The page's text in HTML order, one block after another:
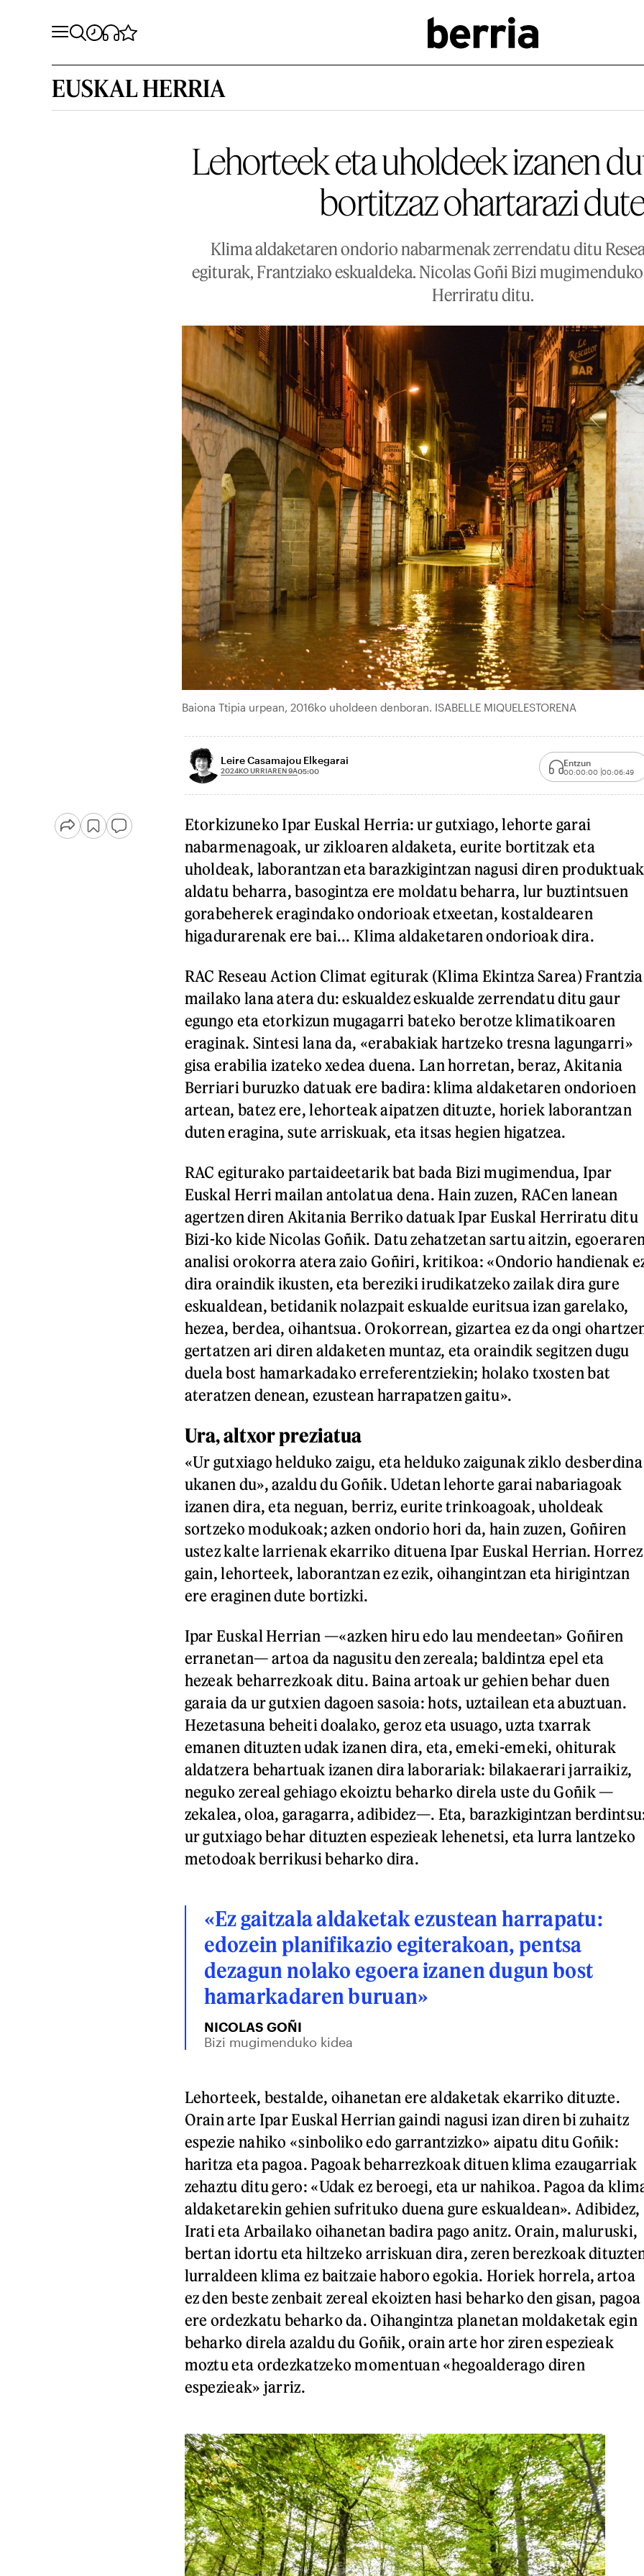
EUSKAL HERRIA
Lehorteek eta uholdeek izanen
bortitzaz ohartarazi
Klima aldaketaren ondorio nabarmenak zerrendatu ditu
egiturak, Frantziako eskualdeka. Nicolas Goñi Bizi
Herriratu ditu.
Baiona Ttipia urpean, 2016ko uholdeen denboran. ISABELLE MIQUELESTORENA
Leire Casamajou Elkegarai
2024KO URRIAREN 9A05:00
Entzun
00:00:00 00:06:49
Etorkizuneko Ipar Euskal Herria: ur gutxiago, lehorte garai
nabarmenagoak, ur zikloaren aldaketa, eurite bortitzak eta
uholdeak, laborantzan eta barazkigintzan nagusi diren produktuak
aldatu beharra, basogintza ere moldatu beharra, lur buztintsuen
gorabeherek eragindako ondorioak etxeetan, kostaldearen
higadurarenak ere bai... Klima aldaketaren ondorioak dira.
RAC Reseau Action Climat egiturak (Klima Ekintza Sarea) Frantzia
mailako lana atera du: eskualdez eskualde zerrendatu ditu gaur
egungo eta etorkizun mugagarri bateko berotze klimatikoaren
eraginak. Sintesi lana da, «erabakiak hartzeko tresna lagungarri»
gisa erabilia izateko xedea duena. Lan horretan, beraz, Akitania
Berriari buruzko datuak ere badira: klima aldaketaren ondorioen
artean, batez ere, lehorteak aipatzen dituzte, horiek laborantzan
duten eragina, sute arriskuak, eta itsas hegien higatzea.
RAC egiturako partaideetarik bat bada Bizi mugimendua, Ipar
Euskal Herri mailan antolatua dena. Hain zuzen, RACen lanean
agertzen diren Akitania Berriko datuak Ipar Euskal Herriratu ditu
Bizi-ko kide Nicolas Goñik. Datu zehatzetan sartu aitzin,
analisi orokorra atera zaio Goñiri, kritikoa: «Ondorio handienak
dira oraindik ikusten, eta bereziki irudikatzeko zailak dira gure
eskualdean, betidanik nolazpait eskualde euritsua izan garelako,
hezea, berdea, oihantsua. Orokorrean, gizartea ez da ongi
gertatzen ari diren aldaketen muntaz, eta oraindik segitzen dugu
duela bost hamarkadako erreferentziekin; holako txosten bat
ateratzen denean, ezustean harrapatzen gaitu».
Ura, altxor preziatua
«Ur gutxiago helduko zaigu, eta helduko zaigunak ziklo desberdina
ukanen du», azaldu du Goñik. Udetan lehorte garai nabariagoak
izanen dira, eta neguan, berriz, eurite trinkoagoak, uholdeak
sortzeko modukoak; azken ondorio hori da, hain zuzen, Goñiren
ustez kalte larrienak ekarriko dituena Ipar Euskal Herrian. Horrez
gain, lehorteek, laborantzan ez ezik, oihangintzan eta hirigintzan
ere eraginen dute bortizki.
Ipar Euskal Herrian —«azken hiru edo lau mendeetan» Goñiren
erranetan— artoa da nagusitu den zereala; baldintza epel eta
hezeak beharrezkoak ditu. Baina artoak ur gehien behar duen
garaia da ur gutxien dagoen sasoia: hots, uztailean eta abuztuan.
Hezetasuna beheiti doalako, geroz eta usuago, uzta txarrak
emanen dituzten udak izanen dira, eta, emeki-emeki, ohiturak
aldatzera behartuak izanen dira laborariak: bilakaerari jarraikiz,
neguko zereal gehiago ekoiztu beharko direla uste du Goñik —
zekalea, oloa, garagarra, adibidez—. Eta, barazkigintzan
ur gutxiago behar dituzten espezieak lehenetsi, eta lurra lantzeko
metodoak berrikusi beharko dira.
«Ez gaitzala aldaketak ezustean harrapatu:
edozein planifikazio egiterakoan, pentsa
dezagun nolako egoera izanen dugun bost
hamarkadaren buruan»
NICOLAS GOÑI
Bizi mugimenduko kidea
Lehorteek, bestalde, oihanetan ere aldaketak ekarriko dituzte.
Orain arte Ipar Euskal Herrian gaindi nagusi izan diren bi zuhaitz
espezie nahiko «sinboliko edo garrantzizko» aipatu ditu Goñik:
haritza eta pagoa. Pagoak beharrezkoak dituen klima ezaugarriak
zehaztu ditu gero: «Udak ez beroegi, eta ur nahikoa. Pagoa da
aldaketarekin gehien sufrituko duena gure eskualdean». Adibidez,
Irati eta Arbailako oihanetan badira pago anitz. Orain, maluruski,
bertan idortu eta hiltzeko arriskuan dira, zeren berezkoak
lurraldeen klima ez baitzaie haboro egokia. Horiek horrela, artoa
ez den beste zenbait zereal ekoizten hasi beharko den gisan, pagoa
ere ordezkatu beharko da. Oihangintza planetan moldaketak egin
beharko direla azaldu du Goñik, orain arte hor ziren espezieak
moztu eta ordezkatzeko momentuan «hegoalderago diren
espezieak» jarriz.